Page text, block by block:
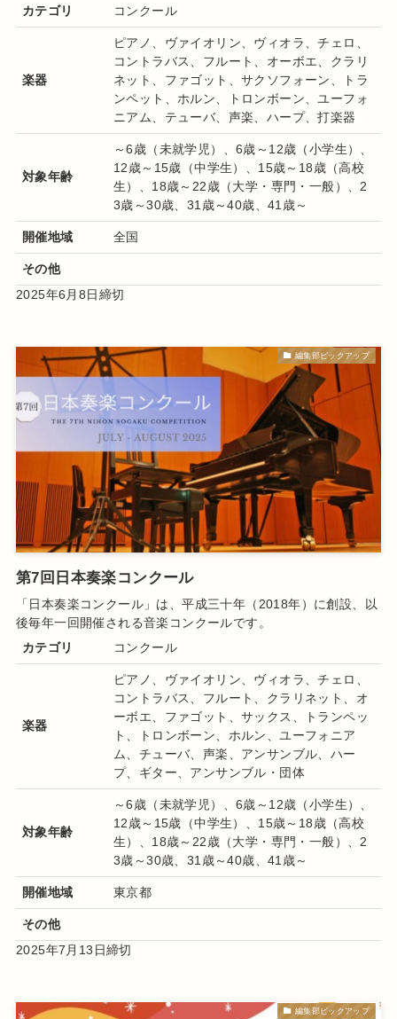
カテゴリ
コンクール
楽器
ピアノ、ヴァイオリン、ヴィオラ、チェロ、
コントラバス、フルート、オーボエ、クラリ
ネット、ファゴット、サクソフォーン、トラ
ンペット、ホルン、トロンボーン、ユーフォ
ニアム、テューバ、声楽、ハープ、打楽器
対象年齢
～6歳（未就学児）、6歳～12歳（小学生）、
12歳～15歳（中学生）、15歳～18歳（高校
生）、18歳～22歳（大学・専門・一般）、2
3歳～30歳、31歳～40歳、41歳～
開催地域 全国
その他
2025年6月8日締切
編集部ピックアップ
第7回日本奏楽コンクール
「日本奏楽コンクール」は、平成三十年（2018年）に創設、以
後毎年一回開催される音楽コンクールです。
カテゴリ
コンクール
楽器
ピアノ、ヴァイオリン、ヴィオラ、チェロ、
コントラバス、フルート、クラリネット、オ
ーボエ、ファゴット、サックス、トランペッ
ト、トロンボーン、ホルン、ユーフォニア
ム、チューバ、声楽、アンサンブル、ハー
プ、ギター、アンサンブル・団体
対象年齢
～6歳（未就学児）、6歳～12歳（小学生）、
12歳～15歳（中学生）、15歳～18歳（高校
生）、18歳～22歳（大学・専門・一般）、2
3歳～30歳、31歳～40歳、41歳～
開催地域 東京都
その他
2025年7月13日締切
編集部ピックアップ